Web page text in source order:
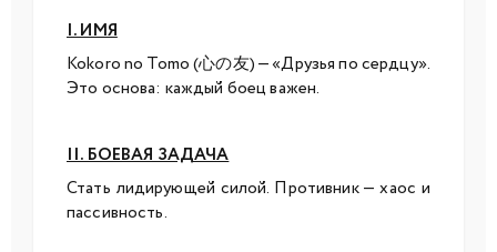
I. ИМЯ
Kokoro no Tomo (心の友) — «Друзья по сердцу».
Это основа: каждый боец важен.
II. БОЕВАЯ ЗАДАЧА
Стать лидирующей силой. Противник — хаос и
пассивность.